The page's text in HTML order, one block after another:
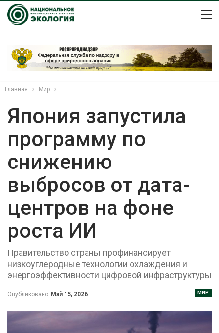
Главная Мир
Япония запустила
программу по
снижению
выбросов от дата-
центров на фоне
роста ИИ
Правительство страны профинансирует
низкоуглеродные технологии охлаждения и
энергоэффективности цифровой инфраструктуры
МИР
Опубликовано Май 15, 2026